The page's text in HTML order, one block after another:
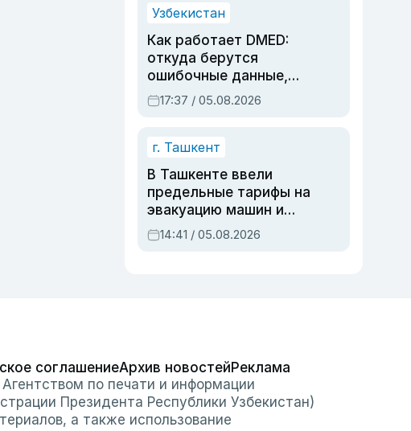
Узбекистан
Как работает DMED:
откуда берутся
ошибочные данные,
дубли аккаунтов и
очереди по онлайн-
17:37 / 05.08.2026
г. Ташкент
В Ташкенте ввели
предельные тарифы на
эвакуацию машин и
штрафстоянки
14:41 / 05.08.2026
соглашениеАрхив новостейРеклама
по печати и информации
Президента Республики Узбекистан)
а также использование